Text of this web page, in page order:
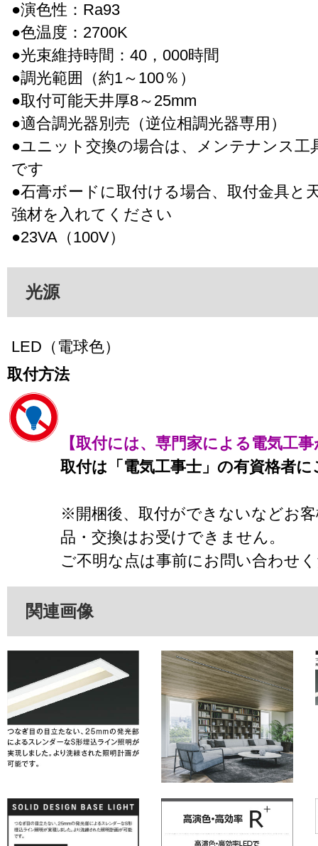
●演色性：Ra93
●色温度：2700K
●光束維持時間：40，000時間
●調光範囲（約1～100％）
●取付可能天井厚8～25mm
●適合調光器別売（逆位相調光器専用）
●ユニット交換の場合は、メンテナンス工
です
●石膏ボードに取付ける場合、取付金具と
強材を入れてください
●23VA（100V）
光源
LED（電球色）
取付方法
【取付には、専門家による電気工
取付は「電気工事士」の有資格者
※開梱後、取付ができないなどお
品・交換はお受けできません。
ご不明な点は事前にお問い合わせ
関連画像